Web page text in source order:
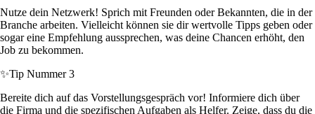
Nutze dein Netzwerk! Sprich mit Freunden oder Bekannten, die in der
Branche arbeiten. Vielleicht können sie dir wertvolle Tipps geben oder
sogar eine Empfehlung aussprechen, was deine Chancen erhöht, den
Job zu bekommen.
✨Tip Nummer 3
Bereite dich auf das Vorstellungsgespräch vor! Informiere dich über
die Firma und die spezifischen Aufgaben als Helfer. Zeige, dass du die